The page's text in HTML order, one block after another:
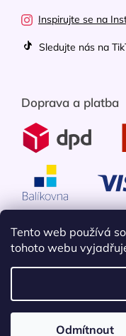
Tento web používá
tohoto webu
Odmítnout
Inspirujte se na
Sledujte nás na
Doprava a platba
Copyright 2026